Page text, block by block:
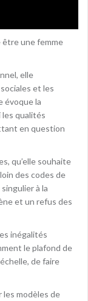
une femme
elle
et les
évoque la
les qualités
en question
qu’elle souhaite
des codes de
à la
et un refus des
inégalités
le plafond de
de faire
les modèles de